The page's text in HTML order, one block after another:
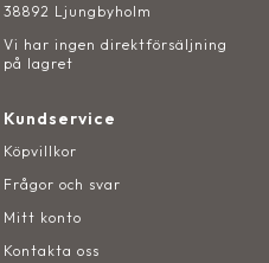
38892 Ljungbyholm
Vi har ingen direktförsäljning
på lagret
Kundservice
Köpvillkor
Frågor och svar
Mitt konto
Kontakta oss